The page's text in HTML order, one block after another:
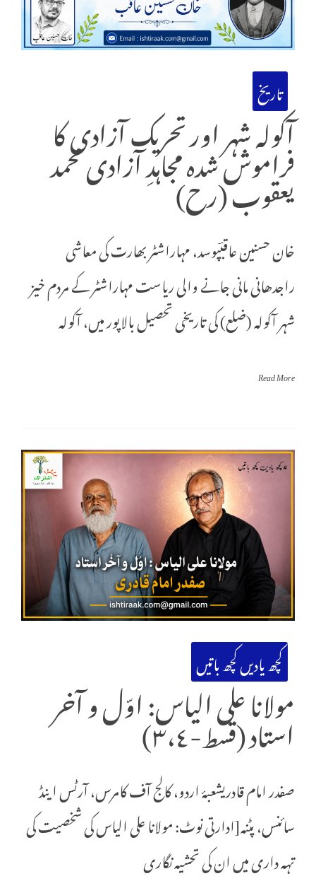
تاریخ
آکولہ شہر اور تحریک آزادی کا
فراموش شدہ مجاہدِ آزادی محمد
یعقوب (رح)
خان حسنین عاقبؔپوسد، مہاراشٹر بھارت کی معاشی
راجدھانی مانی جانے والی ریاست مہاراشٹر کے مردم خیز
شہر آکولہ (ضلع) کی تاریخی تحصیل بالاپور میں، آکولہ
Read More
کچھ یادیں کچھ باتیں
مولانا علی الیاس: اوّل و آخر
استاد (قسط-٣،٤)
صفدر امام قادریشعبۂ اردو، کالج آف کامرس، آرٹس اینڈ
سائنس، پٹنہ[ادارتی نوٹ: مولانا علی الیاس کی شخصیت کی
تہہ داری میں ان کی تحشیہ نگاری